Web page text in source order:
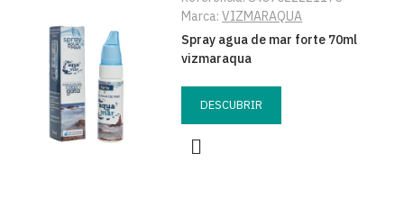
Marca:VIZMARAQUA
Spray agua de mar forte 70ml
vizmaraqua
DESCUBRIR